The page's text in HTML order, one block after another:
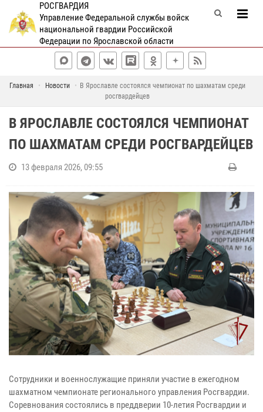
РОСГВАРДИЯ
Управление Федеральной службы войск
национальной гвардии Российской
Федерации по Ярославской области
Главная Новости
В Ярославле состоялся чемпионат по шахматам среди
росгвардейцев
В ЯРОСЛАВЛЕ СОСТОЯЛСЯ ЧЕМПИОНАТ
ПО ШАХМАТАМ СРЕДИ РОСГВАРДЕЙЦЕВ
13 февраля 2026, 09:55
Сотрудники и военнослужащие приняли участие в ежегодном
шахматном чемпионате регионального управления Росгвардии.
Соревнования состоялись в преддверии 10-летия Росгвардии и